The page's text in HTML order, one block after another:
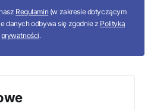
Regulamin (w zakresie dotyczącym
danych odbywa się zgodnie z Polityką
prywatności.